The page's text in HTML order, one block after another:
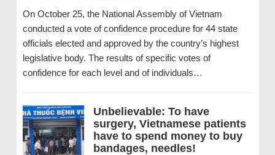
On October 25, the National Assembly of Vietnam
conducted a vote of confidence procedure for 44 state
officials elected and approved by the country’s highest
legislative body. The results of specific votes of
confidence for each level and of individuals…
Unbelievable: To have
surgery, Vietnamese patients
have to spend money to buy
bandages, needles!